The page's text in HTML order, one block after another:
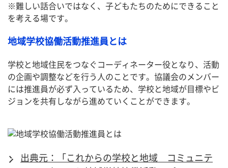
※難しい話合いではなく、子どもたちのためにできること
を考える場です。
地域学校協働活動推進員とは
学校と地域住民をつなぐコーディネーター役となり、活動
の企画や調整などを行う人のことです。協議会のメンバー
には推進員が必ず入っているため、学校と地域が目標やビ
ジョンを共有しながら進めていくことができます。
出典元：「これからの学校と地域 コミュニテ